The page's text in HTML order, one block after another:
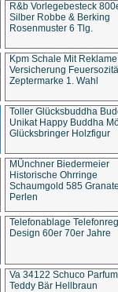
R&b Vorlegebesteck
Silber Robbe & Berking
Rosenmuster 6 Tlg.
Kpm Schale Mit Reklame
Versicherung
Zeptermarke 1. Wahl
Toller Glücksbuddha
Unikat Happy Buddha
Glücksbringer Holzfigur
MÜnchner Biedermeier
Historische Ohrringe
Schaumgold 585
Perlen
Telefonablage
Design 60er 70er Jahre
Va 34122 Schuco
Teddy Bär Hellbraun